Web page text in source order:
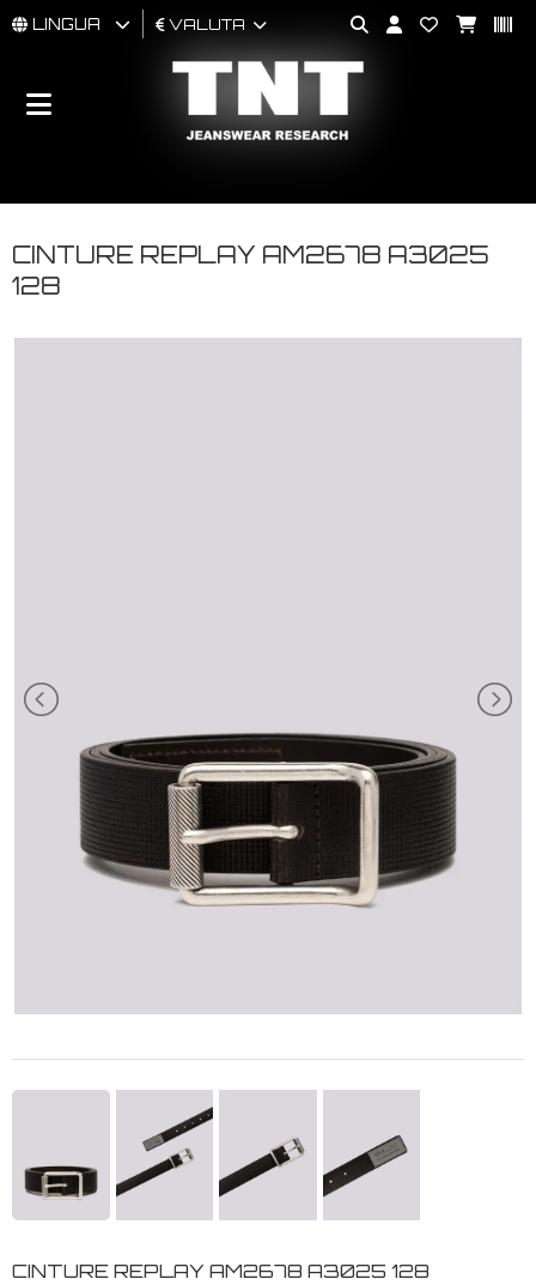
UOMO
BRAND
LINGUA VALUTA
CINTURE REPLAY AM2678 A3025
128
CINTURE REPLAY AM2678 A3025 128